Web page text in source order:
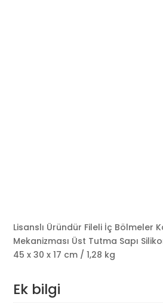
Lisanslı Üründür Fileli İç Bölmeler
Mekanizması Üst Tutma Sapı
45 x 30 x 17 cm / 1,28 kg
Ek bilgi